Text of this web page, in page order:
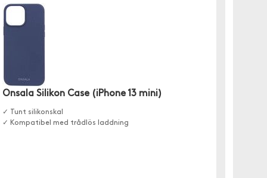
Onsala Silikon Case (iPhone 13 mini)
✓ Tunt silikonskal
✓ Kompatibel med trådlös laddning